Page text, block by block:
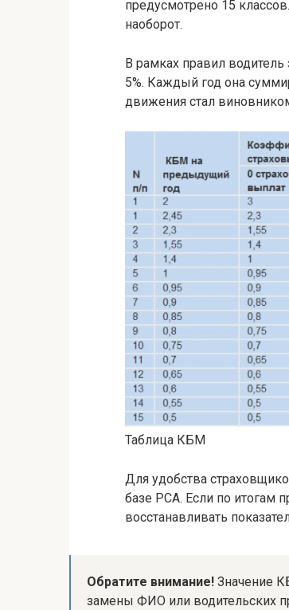
предусмотрено 15
наоборот.
В рамках правил водитель
5%. Каждый год она
движения стал
Таблица КБМ
Для удобства
базе РСА. Если по итогам
восстанавливать
Обратите внимание! Значение
замены ФИО или водительских